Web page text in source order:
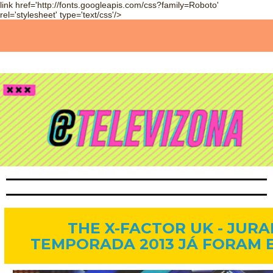
link href='http://fonts.googleapis.com/css?family=Roboto'
rel='stylesheet' type='text/css'/>
THE X-FACTOR UK -
TEMPORADA 2013 JÁ FORAM